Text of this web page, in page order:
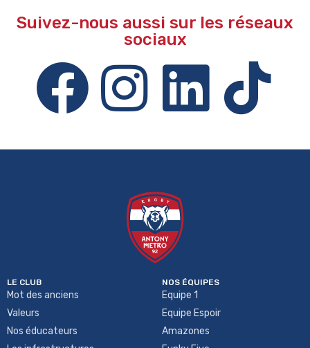
Suivez-nous aussi sur les réseaux
sociaux
LE CLUB
Mot des anciens
Valeurs
Nos éducateurs
NOS ÉQUIPES
Equipe 1
Equipe Espoir
Amazones